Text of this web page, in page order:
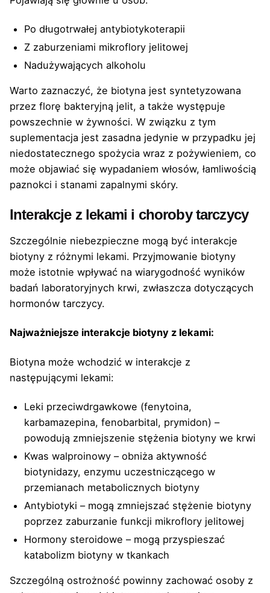
Po długotrwałej antybiotykoterapii
Z zaburzeniami mikroflory jelitowej
Nadużywających alkoholu
Warto zaznaczyć, że biotyna jest syntetyzowana
przez florę bakteryjną jelit, a także występuje
powszechnie w żywności. W związku z tym
suplementacja jest zasadna jedynie w przypadku jej
niedostatecznego spożycia wraz z pożywieniem, co
może objawiać się wypadaniem włosów, łamliwością
paznokci i stanami zapalnymi skóry.
Interakcje z lekami i choroby tarczycy
Szczególnie niebezpieczne mogą być interakcje
biotyny z różnymi lekami. Przyjmowanie biotyny
może istotnie wpływać na wiarygodność wyników
badań laboratoryjnych krwi, zwłaszcza dotyczących
hormonów tarczycy.
Najważniejsze interakcje biotyny z lekami:
Biotyna może wchodzić w interakcje z
następującymi lekami:
Leki przeciwdrgawkowe (fenytoina,
karbamazepina, fenobarbital, prymidon) –
powodują zmniejszenie stężenia biotyny we krwi
Kwas walproinowy – obniża aktywność
biotynidazy, enzymu uczestniczącego w
przemianach metabolicznych biotyny
Antybiotyki – mogą zmniejszać stężenie biotyny
poprzez zaburzanie funkcji mikroflory jelitowej
Hormony steroidowe – mogą przyspieszać
katabolizm biotyny w tkankach
Szczególną ostrożność powinny zachować osoby z